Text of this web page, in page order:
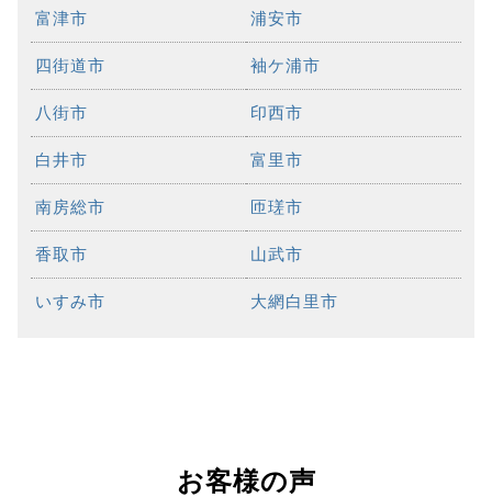
富津市 浦安市
四街道市 袖ケ浦市
八街市 印西市
白井市 富里市
南房総市 匝瑳市
香取市 山武市
いすみ市 大網白里市
お客様の声